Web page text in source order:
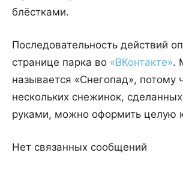
блёстками.
Последовательность действий
странице парка во «ВКонтакте».
называется «Снегопад», потому
нескольких снежинок,
руками, можно оформить целую
Нет связанных сообщений